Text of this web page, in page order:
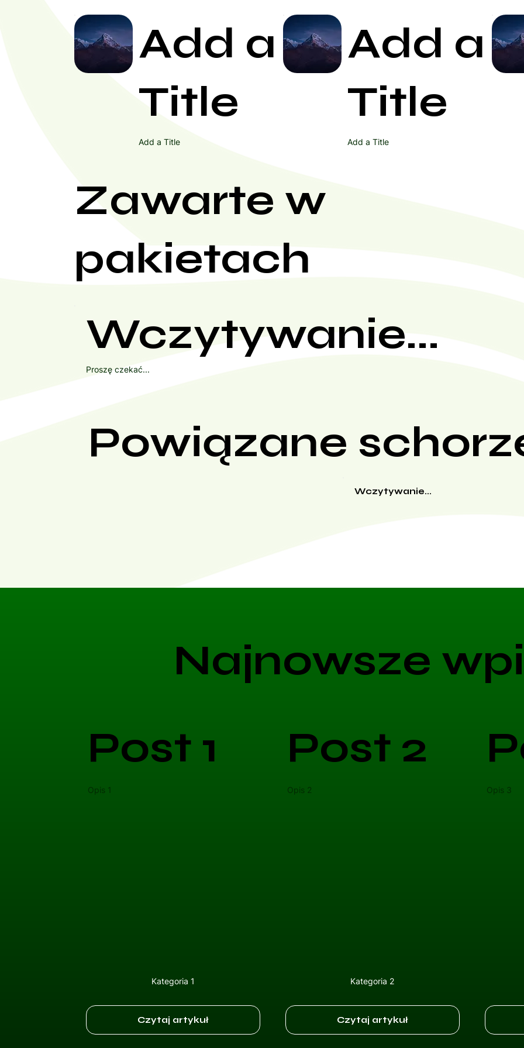
Add a
Title
Add a Title
Add a
Title
Add a Title
Zawarte w
pakietach
Wczytywanie...
Proszę czekać...
Powiązane
Wczytywanie...
Najnowsze
Post 1
Opis 1
Kategoria 1
Czytaj artykuł
Post 2
Opis 2
Kategoria 2
Czytaj artykuł
Opis 3